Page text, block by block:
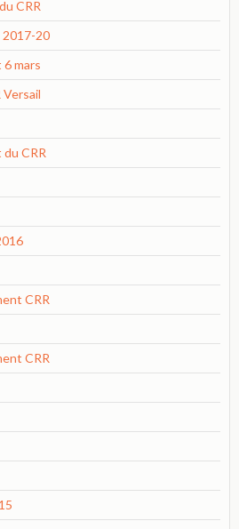
CRR
2017-20
mars
CRR
CRR
CRR